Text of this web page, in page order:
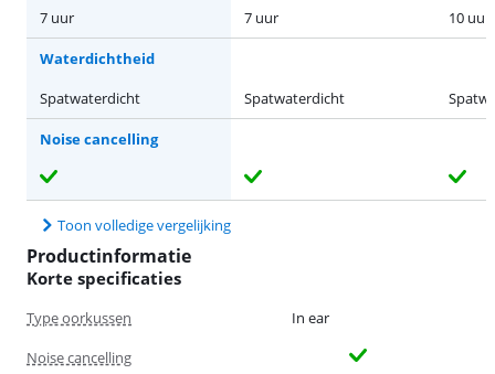
7 uur
7 uur 10 uur
Waterdichtheid
Spatwaterdicht
Spatwaterdicht
Noise cancelling
Toon volledige vergelijking
Productinformatie
Korte specificaties
Type oorkussen
In ear
Noise cancelling